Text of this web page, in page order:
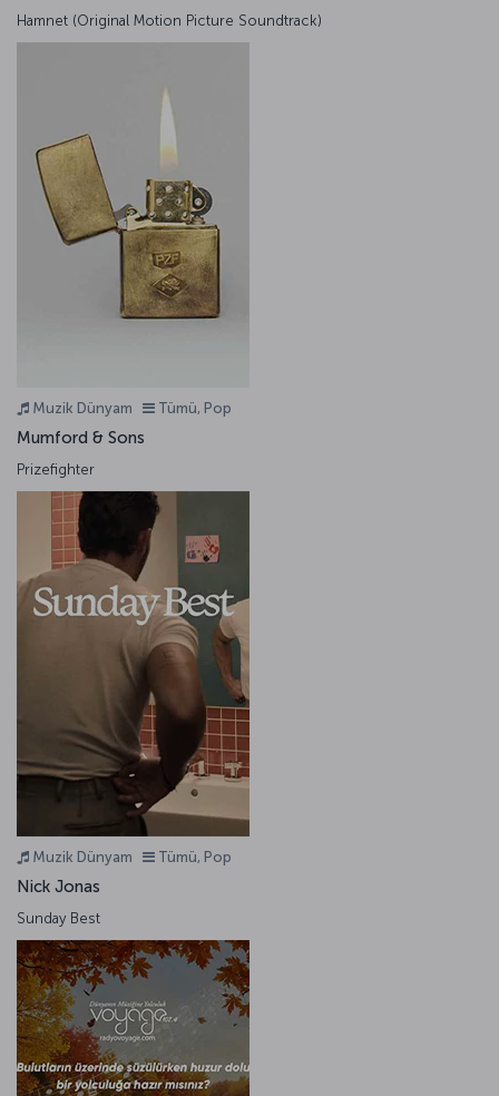
Hamnet (Original Motion Picture Soundtrack)
Muzik Dünyam Tümü, Pop
Mumford & Sons
Prizefighter
Muzik Dünyam Tümü, Pop
Nick Jonas
Sunday Best